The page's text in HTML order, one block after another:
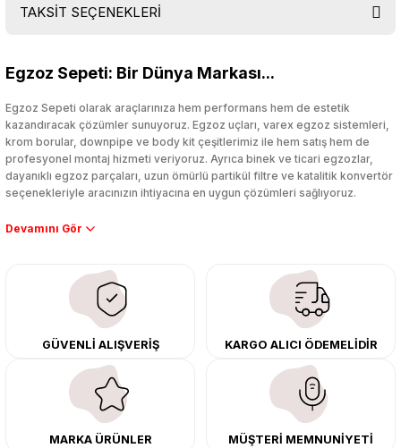
TAKSİT SEÇENEKLERİ
Egzoz Sepeti: Bir Dünya Markası...
Egzoz Sepeti olarak araçlarınıza hem performans hem de estetik
kazandıracak çözümler sunuyoruz. Egzoz uçları, varex egzoz sistemleri,
krom borular, downpipe ve body kit çeşitlerimiz ile hem satış hem de
profesyonel montaj hizmeti veriyoruz. Ayrıca binek ve ticari egzozlar,
dayanıklı egzoz parçaları, uzun ömürlü partikül filtre ve katalitik konvertör
seçenekleriyle aracınızın ihtiyacına en uygun çözümleri sağlıyoruz.
Performans artışı isteyen sürücüler için özel performans egzozları ve
çıkma orijinal ürünler ile yenileyebilir, body kit uygulamalarıyla aracınızın
tasarımını ve aerodinamisini üst seviyeye taşıyabilirsiniz.
Tüm ürünlerimiz orijinal, dayanıklı ve uzun ömürlüdür. İstanbul’daki montaj
merkezimizde profesyonel montaj yapıyor, Türkiye’nin her yerine güvenli
kargo ile teslimat gerçekleştiriyoruz. Aracınıza değer katmak için doğru
adres: Egzoz Sepeti.
GÜVENLİ ALIŞVERİŞ KARGO ALICI ÖDEMELİDİR
MARKA ÜRÜNLER MÜŞTERİ MEMNUNİYETİ